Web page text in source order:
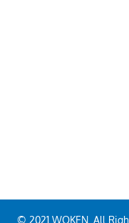
© 2021 WOKEN. All